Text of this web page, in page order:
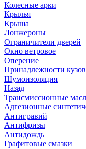
Колесные арки
Крылья
Крыша
Лонжероны
Ограничители дверей
Окно ветровое
Оперение
Принадлежности
Шумоизоляция
Назад
Трансмиссионные
Адгезионные
Антигравий
Антифризы
Антидождь
Графитовые смазки